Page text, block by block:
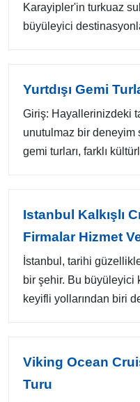
Karayipler'in turkuaz
büyüleyici
Yurtdışı Gemi
Giriş: Hayallerinizdeki
unutulmaz bir deneyim
gemi turları, farklı
Istanbul Kalkışlı
Firmalar Hizmet
İstanbul, tarihi
bir şehir. Bu büyüleyici
keyifli yollarından biri
Viking Ocean
Turu